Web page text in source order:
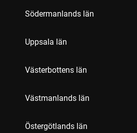
Södermanlands län
Uppsala län
Västerbottens län
Västmanlands län
Östergötlands län